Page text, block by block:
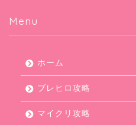
Menu
ホーム
ブレヒロ攻略
マイクリ攻略